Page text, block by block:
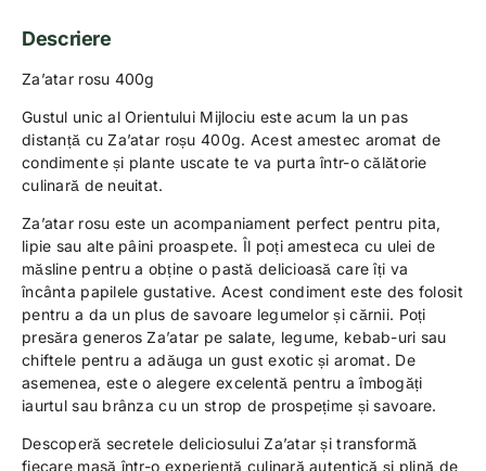
Descriere
Za’atar rosu 400g
Gustul unic al Orientului Mijlociu este acum la un pas
distanță cu Za’atar roșu 400g. Acest amestec aromat de
condimente și plante uscate te va purta într-o călătorie
culinară de neuitat.
Za’atar rosu este un acompaniament perfect pentru pita,
lipie sau alte pâini proaspete. Îl poți amesteca cu ulei de
măsline pentru a obține o pastă delicioasă care îți va
încânta papilele gustative. Acest condiment este des folosit
pentru a da un plus de savoare legumelor și cărnii. Poți
presăra generos Za’atar pe salate, legume, kebab-uri sau
chiftele pentru a adăuga un gust exotic și aromat. De
asemenea, este o alegere excelentă pentru a îmbogăți
iaurtul sau brânza cu un strop de prospețime și savoare.
Descoperă secretele deliciosului Za’atar și transformă
fiecare masă într-o experiență culinară autentică și plină de